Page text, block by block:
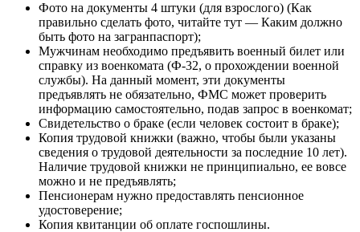
Фото на документы 4 штуки (для взрослого) (Как
правильно сделать фото, читайте тут — Каким должно
быть фото на загранпаспорт);
Мужчинам необходимо предъявить военный билет или
справку из военкомата (Ф-32, о прохождении военной
службы). На данный момент, эти документы
предъявлять не обязательно, ФМС может проверить
информацию самостоятельно, подав запрос в военкомат;
Свидетельство о браке (если человек состоит в браке);
Копия трудовой книжки (важно, чтобы были указаны
сведения о трудовой деятельности за последние 10 лет).
Наличие трудовой книжки не принципиально, ее вовсе
можно и не предъявлять;
Пенсионерам нужно предоставлять пенсионное
удостоверение;
Копия квитанции об оплате госпошлины.